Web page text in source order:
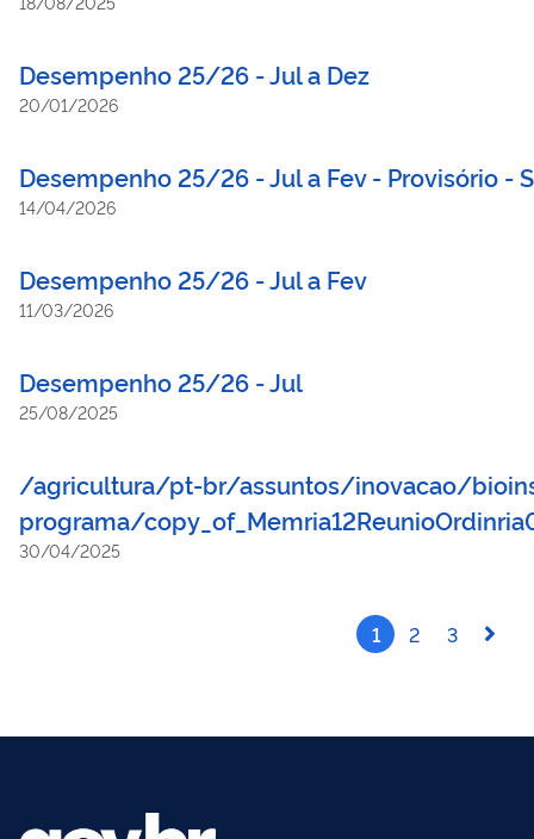
Desempenho 25/26 - Jul a Dez
20/01/2026
Desempenho 25/26 - Jul a Fev - Provisório -
14/04/2026
Desempenho 25/26 - Jul a Fev
11/03/2026
Desempenho 25/26 - Jul
25/08/2025
/agricultura/pt-br/assuntos/inovacao/
programa/
30/04/2025
1 2 3